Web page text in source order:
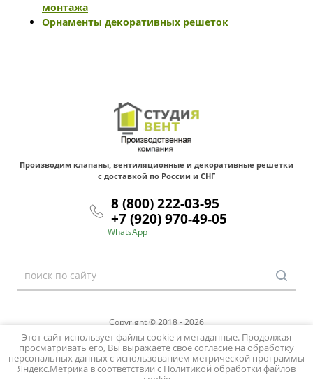
монтажа
Орнаменты декоративных решеток
Производим клапаны, вентиляционные и декоративные решетки
с доставкой по России и СНГ
WhatsApp
8 (800) 222-03-95
+7 (920) 970-49-05
Copyright © 2018 - 2026
Политика конфиденциальности
Мегагрупп.ру
Этот сайт использует файлы cookie и метаданные. Продолжая
просматривать его, Вы выражаете свое согласие на обработку
персональных данных с использованием метрической программы
Яндекс.Метрика в соответствии с Политикой обработки файлов